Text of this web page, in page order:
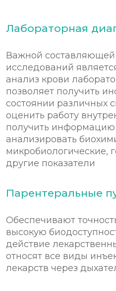
Лабораторная
Важной
исследований
анализ крови
позволяет получить
состоянии различных
оценить работу
получить информацию
анализировать
микробиологические,
другие показатели
Парентеральные
Обеспечивают
высокую
действие
относят все виды
лекарств через